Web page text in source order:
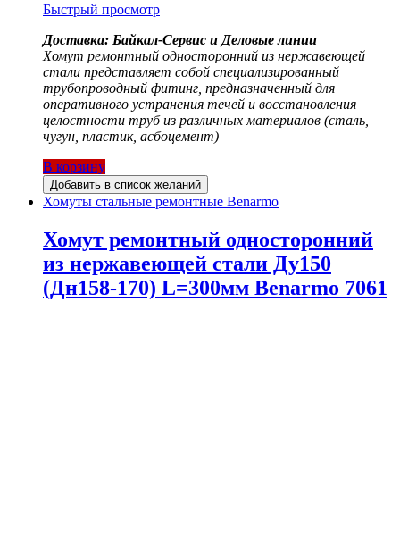
Быстрый просмотр
Доставка: Байкал-Сервис и Деловые линии
Хомут ремонтный односторонний из нержавеющей
стали представляет собой специализированный
трубопроводный фитинг, предназначенный для
оперативного устранения течей и восстановления
целостности труб из различных материалов (сталь,
чугун, пластик, асбоцемент)
В корзину
Добавить в список желаний
Хомуты стальные ремонтные Benarmo
Хомут ремонтный односторонний
из нержавеющей стали Ду150
(Дн158-170) L=300мм Benarmo 7061